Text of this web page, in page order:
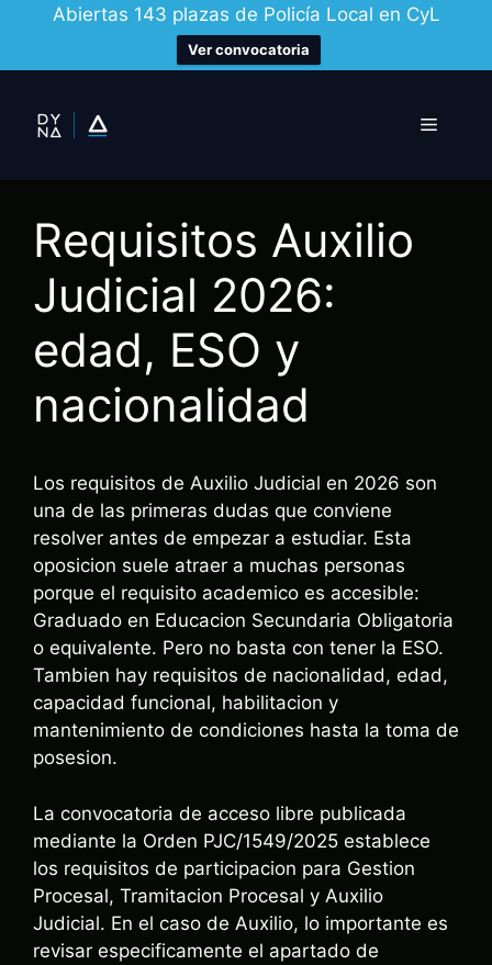
Abiertas 143 plazas de Policía Local en CyL
Ver convocatoria
contenido
Menú
Requisitos Auxilio
Judicial 2026:
edad, ESO y
nacionalidad
Los requisitos de Auxilio Judicial en 2026 son
una de las primeras dudas que conviene
resolver antes de empezar a estudiar. Esta
oposicion suele atraer a muchas personas
porque el requisito academico es accesible:
Graduado en Educacion Secundaria Obligatoria
o equivalente. Pero no basta con tener la ESO.
Tambien hay requisitos de nacionalidad, edad,
capacidad funcional, habilitacion y
mantenimiento de condiciones hasta la toma de
posesion.
La convocatoria de acceso libre publicada
mediante la Orden PJC/1549/2025 establece
los requisitos de participacion para Gestion
Procesal, Tramitacion Procesal y Auxilio
Judicial. En el caso de Auxilio, lo importante es
revisar especificamente el apartado de